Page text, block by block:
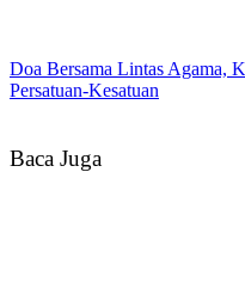
Doa Bersama Lintas Agama,
Persatuan-Kesatuan
Baca Juga